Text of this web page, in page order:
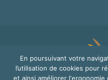
En poursuivant votre
l’utilisation de cookies pour
et ainsi améliorer